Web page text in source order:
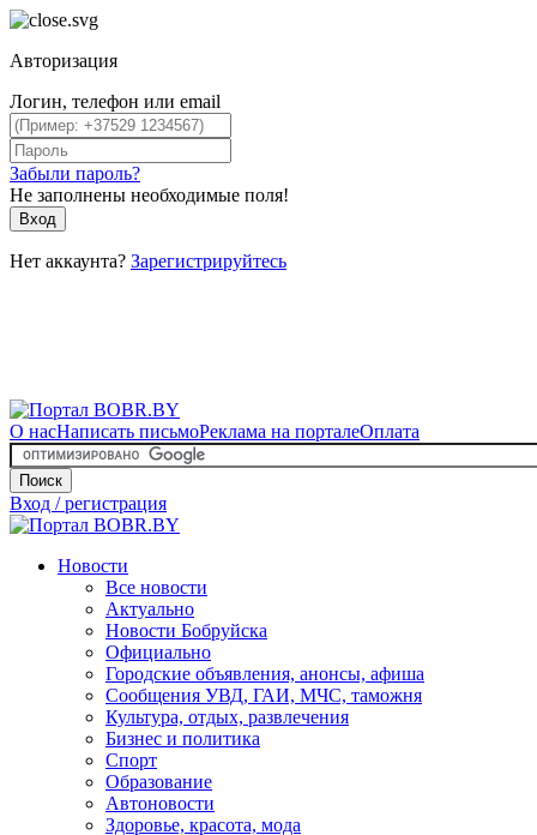
Авторизация
Логин, телефон или email
Забыли пароль?
Не заполнены необходимые поля!
Вход
Нет аккаунта? Зарегистрируйтесь
О насНаписать письмоРеклама на порталеОплата
Поиск
Вход / регистрация
Новости
Все новости
Актуально
Новости Бобруйска
Официально
Городские объявления, анонсы, афиша
Сообщения УВД, ГАИ, МЧС, таможня
Культура, отдых, развлечения
Бизнес и политика
Спорт
Образование
Автоновости
Здоровье, красота, мода